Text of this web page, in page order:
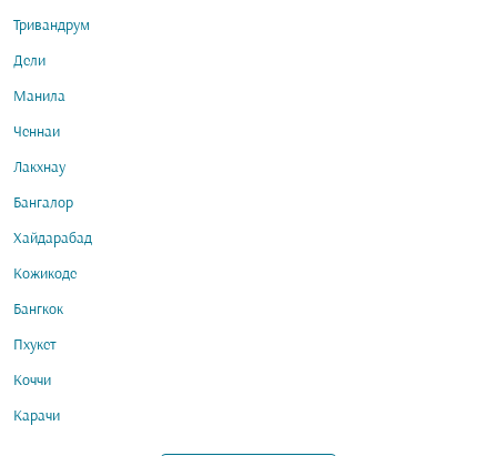
Тривандрум
Дели
Манила
Ченнаи
Лакхнау
Бангалор
Хайдарабад
Кожикоде
Бангкок
Пхукет
Коччи
Карачи